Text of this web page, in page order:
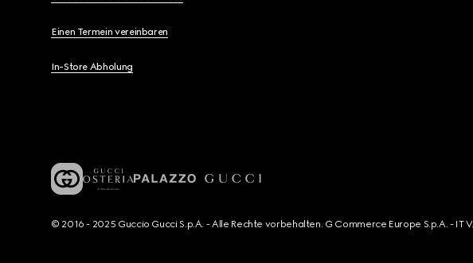
Einen Termein vereinbaren
In-Store Abholung
© 2016 - 2025 Guccio Gucci S.p.A. - Alle Rechte vorbehalten. G Commerce Europe S.p.A. -